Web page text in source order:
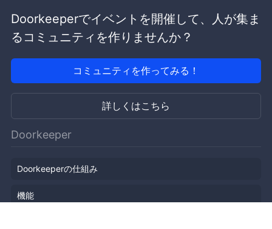
Doorkeeperでイベントを開催して、人が集ま
るコミュニティを作りませんか？
コミュニティを作ってみる！
詳しくはこちら
Doorkeeper
Doorkeeperの仕組み
機能